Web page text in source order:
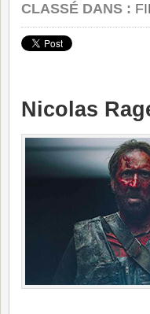
CLASSÉ DANS :
Nicolas